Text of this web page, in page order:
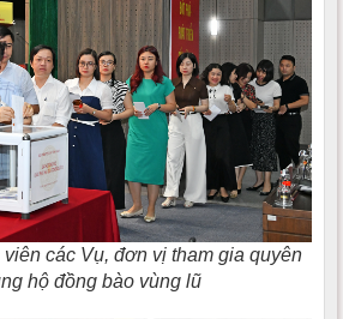
các Vụ, đơn vị tham gia quyên
hộ đồng bào vùng lũ